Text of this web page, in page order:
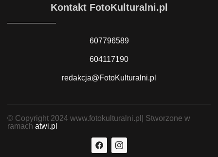
Kontakt FotoKulturalni.pl
607796589
604117190
redakcja@FotoKulturalni.pl
© Copyright 2024 www.fotokulturalni.pl| Stworzone w
ramach atwi.pl